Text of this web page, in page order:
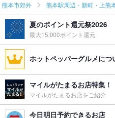
熊本市郊外 熊本駅周辺・新町・上熊
夏のポイント還元祭2026
最大15,000ポイント還元
ホットペッパーグルメにつ
マイルがたまるお店特集！
マイルがたまるお店をご紹介
今日明日予約できるお店